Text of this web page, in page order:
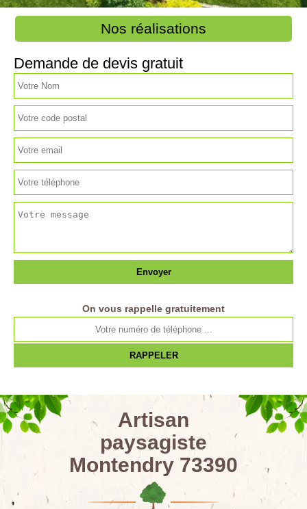
Nos réalisations
Demande de devis gratuit
On vous rappelle gratuitement
Artisan
paysagiste
Montendry 73390